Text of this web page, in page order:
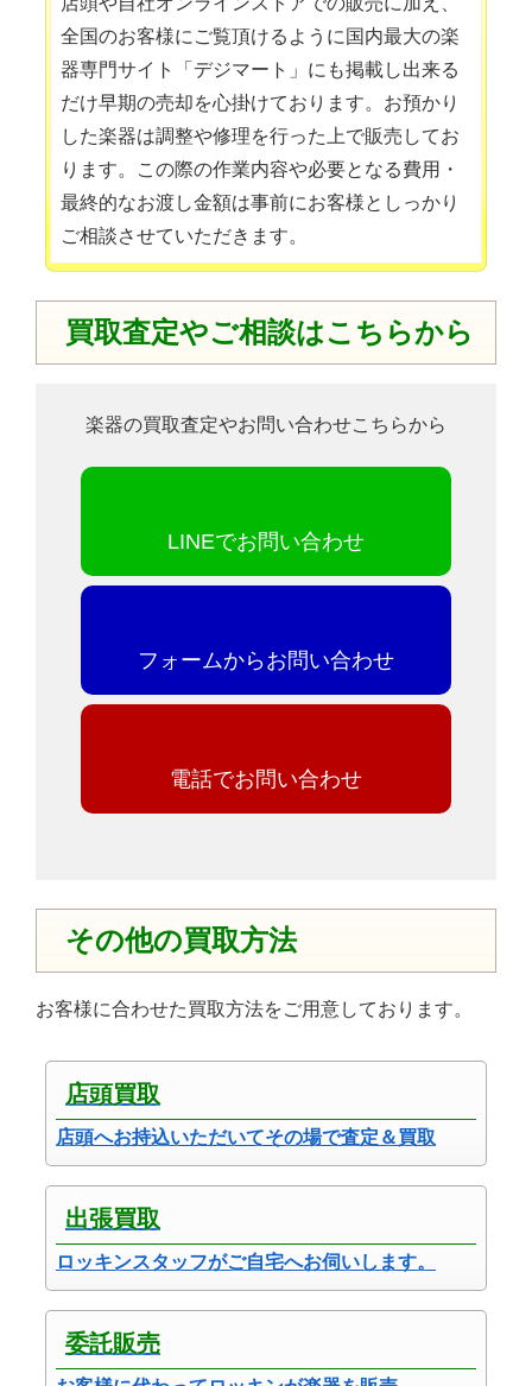
全国のお客様にご覧頂けるように国内最大の楽
器専門サイト「デジマート」にも掲載し出来る
だけ早期の売却を心掛けております。お預かり
した楽器は調整や修理を行った上で販売してお
ります。この際の作業内容や必要となる費用・
最終的なお渡し金額は事前にお客様としっかり
ご相談させていただきます。
買取査定やご相談はこちらから
楽器の買取査定やお問い合わせこちらから
LINEでお問い合わせ
フォームからお問い合わせ
電話でお問い合わせ
その他の買取方法
お客様に合わせた買取方法をご用意しております。
店頭買取
店頭へお持込いただいてその場で査定＆買取
出張買取
ロッキンスタッフがご自宅へお伺いします。
委託販売